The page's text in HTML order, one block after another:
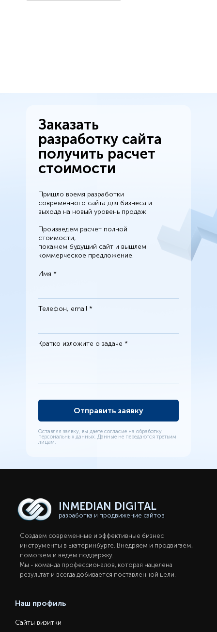
Заказать
разработку сайта
получить расчет
стоимости
Пришло время разработки
современного сайта для бизнеса и
выхода на новый уровень продаж.
Произведем расчет полной
стоимости,
покажем будущий сайт и вышлем
коммерческое предложение.
Имя *
Телефон, email *
Кратко изложите о задаче *
Оставляя заявку, вы даете согласие на обработку
персональных данных. Данные не передаются третьим
лицам.
INMEDIAN DIGITAL
разработка и продвижение сайтов
Создаем современные и эффективные бизнес
инструменты в Екатеринбургe. Внедряем и продвигаем,
помогаем и ведем поддержку.
Мы - команда профессионалов, которая нацелена
результат и всегда добивается поставленной цели.
Наш профиль
Сайты визитки